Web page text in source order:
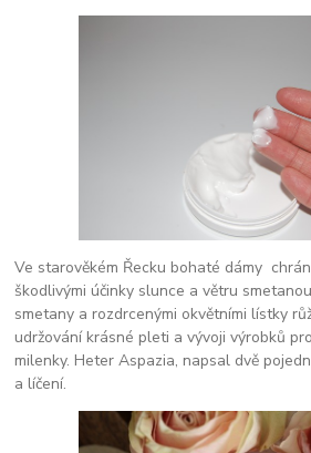
Ve starověkém Řecku bohaté dámy
škodlivými účinky slunce a větru
smetany a rozdrcenými okvětními lístky
udržování krásné pleti a vývoji výrobků
milenky. Heter Aspazia, napsal dvě
a líčení.